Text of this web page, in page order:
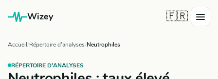
Wizey 🇫🇷
Accueil Répertoire d'analyses Neutrophiles
RÉPERTOIRE D'ANALYSES